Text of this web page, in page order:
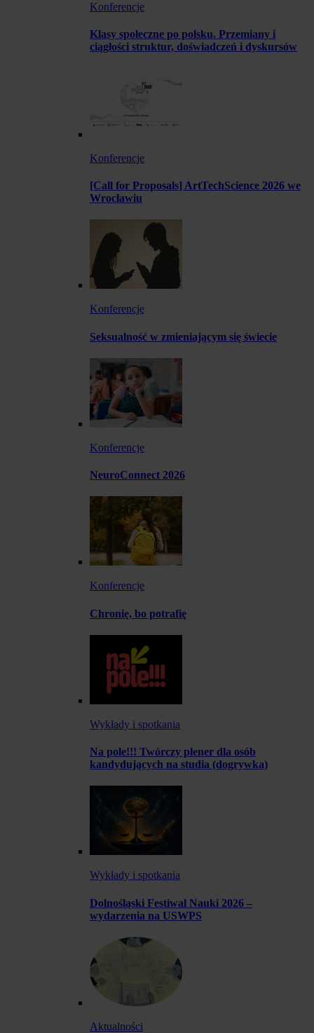
Konferencje
Klasy społeczne po polsku. Przemiany i
ciągłości struktur, doświadczeń i dyskursów
Konferencje
[Call for Proposals] ArtTechScience 2026 we
Wrocławiu
Konferencje
Seksualność w zmieniającym się świecie
Konferencje
NeuroConnect 2026
Konferencje
Chronię, bo potrafię
Wykłady i spotkania
Na pole!!! Twórczy plener dla osób
kandydujących na studia (dogrywka)
Wykłady i spotkania
Dolnośląski Festiwal Nauki 2026 –
wydarzenia na USWPS
Aktualności